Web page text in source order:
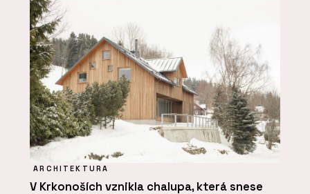
ARCHITEKTURA
V Krkonoších vznikla chalupa, která snese